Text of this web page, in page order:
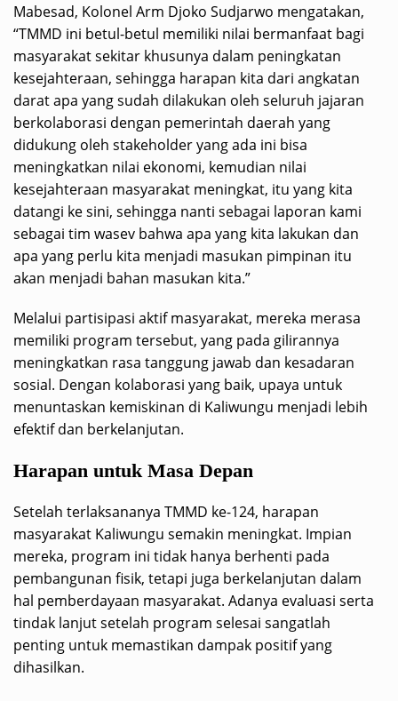
Mabesad, Kolonel Arm Djoko Sudjarwo mengatakan,
“TMMD ini betul-betul memiliki nilai bermanfaat bagi
masyarakat sekitar khusunya dalam peningkatan
kesejahteraan, sehingga harapan kita dari angkatan
darat apa yang sudah dilakukan oleh seluruh jajaran
berkolaborasi dengan pemerintah daerah yang
didukung oleh stakeholder yang ada ini bisa
meningkatkan nilai ekonomi, kemudian nilai
kesejahteraan masyarakat meningkat, itu yang kita
datangi ke sini, sehingga nanti sebagai laporan kami
sebagai tim wasev bahwa apa yang kita lakukan dan
apa yang perlu kita menjadi masukan pimpinan itu
akan menjadi bahan masukan kita.”
Melalui partisipasi aktif masyarakat, mereka merasa
memiliki program tersebut, yang pada gilirannya
meningkatkan rasa tanggung jawab dan kesadaran
sosial. Dengan kolaborasi yang baik, upaya untuk
menuntaskan kemiskinan di Kaliwungu menjadi lebih
efektif dan berkelanjutan.
Harapan untuk Masa Depan
Setelah terlaksananya TMMD ke-124, harapan
masyarakat Kaliwungu semakin meningkat. Impian
mereka, program ini tidak hanya berhenti pada
pembangunan fisik, tetapi juga berkelanjutan dalam
hal pemberdayaan masyarakat. Adanya evaluasi serta
tindak lanjut setelah program selesai sangatlah
penting untuk memastikan dampak positif yang
dihasilkan.